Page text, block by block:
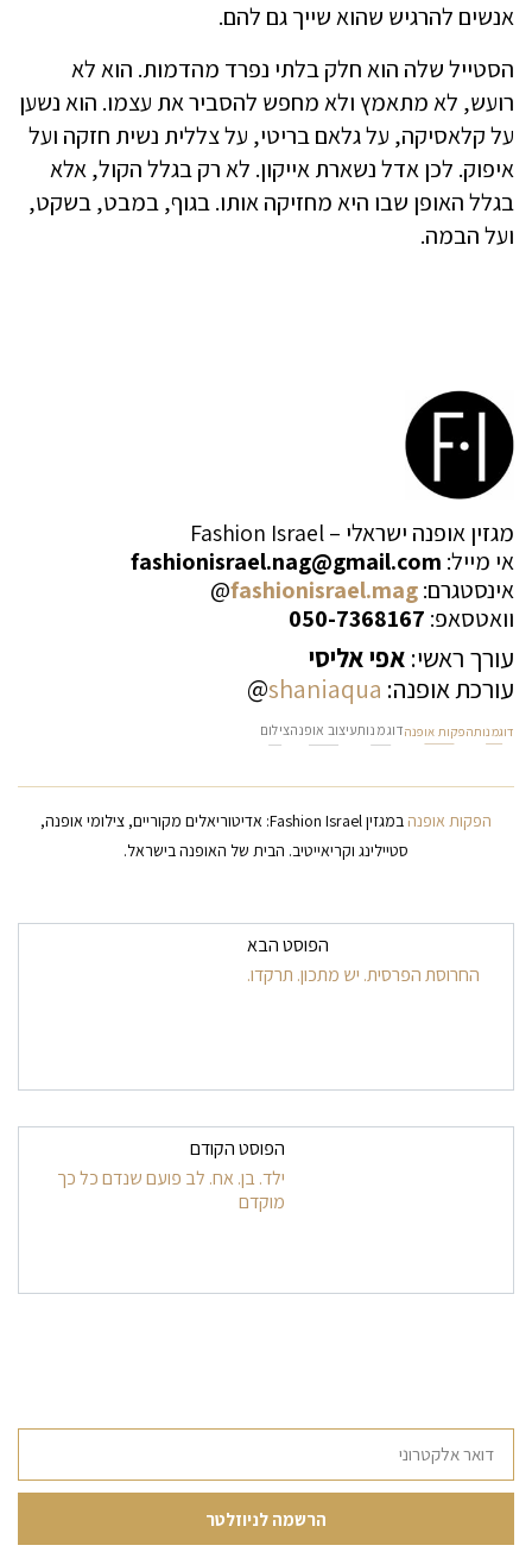
אנשים להרגיש שהוא שייך גם להם.
הסטייל שלה הוא חלק בלתי נפרד מהדמות. הוא לא
רועש, לא מתאמץ ולא מחפש להסביר את עצמו. הוא נשען
על קלאסיקה, על גלאם בריטי, על צללית נשית חזקה ועל
איפוק. לכן אדל נשארת אייקון. לא רק בגלל הקול, אלא
בגלל האופן שבו היא מחזיקה אותו. בגוף, במבט, בשקט,
ועל הבמה.
מגזין אופנה ישראלי – Fashion Israel
אי מייל: fashionisrael.nag@gmail.com
אינסטגרם:fashionisrael.mag
@
וואטסאפ: 050-7368167
עורך ראשי: אפי אליסי
עורכת אופנה: shaniaqua
@
דוגמנותהפקות אופנהדוגמנותעיצוב אופנהצילום
הפקות אופנה
במגזין Fashion Israel: אדיטוריאלים מקוריים, צילומי אופנה,
סטיילינג וקריאייטיב. הבית של האופנה בישראל.
ניווט בפרסומיםהפוסט הבא
החרוסת הפרסית. יש מתכון. תרקדו.
הפוסט הקודם
ילד. בן. אח. לב פועם שנדם כל כך
מוקדם